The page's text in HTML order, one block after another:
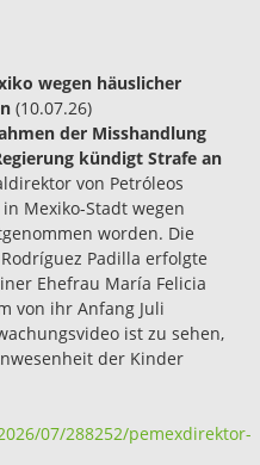
wegen häuslicher
(10.07.26)
der Misshandlung
kündigt Strafe an
von Petróleos
Mexiko-Stadt wegen
worden. Die
Padilla erfolgte
Ehefrau María Felicia
von ihr Anfang Juli
ist zu sehen,
der Kinder
07/288252/pemexdirektor-